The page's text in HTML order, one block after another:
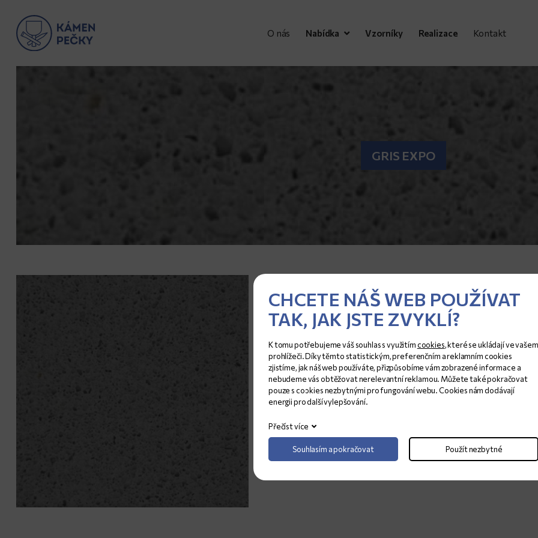
O nás Nabídka Vzorníky Realizace Kontakt
GRIS EXPO
1,2 277x137
1,2 284x138
1,2 302x138
3 304x139
CHCETE NÁŠ WEB POUŽÍVAT
TAK, JAK JSTE ZVYKLÍ?
K tomu potřebujeme váš souhlas s využitímcookies, které se ukládají ve vašem
prohlížeči. Díky těmto statistickým, preferenčním a reklamním cookies
zjistíme, jak náš web používáte, přizpůsobíme vám zobrazené informace a
nebudeme vás obtěžovat nerelevantní reklamou. Můžete také pokračovat
pouze s cookies nezbytnými pro fungování webu. Cookies nám dodávají
energii pro další vylepšování.
Přečíst více
Souhlasím a pokračovat Použít nezbytné